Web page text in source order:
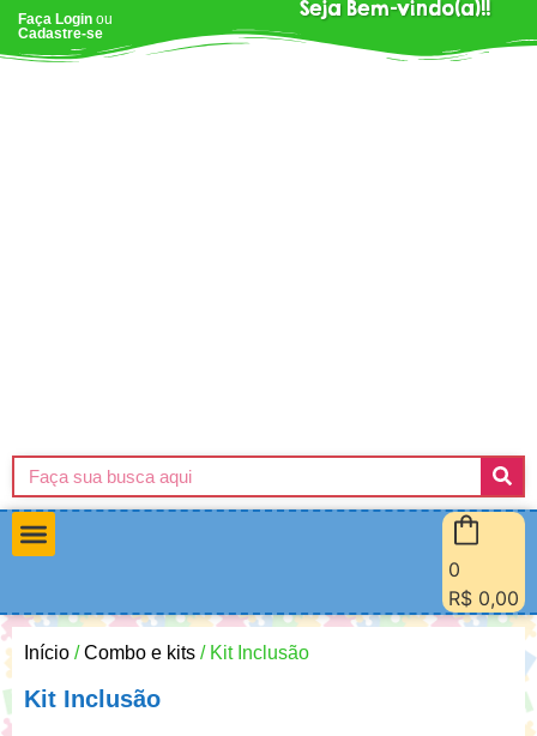
Faça Login ou
Cadastre-se
Seja Bem-vindo(a)!!
0
R$ 0,00
Início /Combo e kits / Kit Inclusão
Kit Inclusão